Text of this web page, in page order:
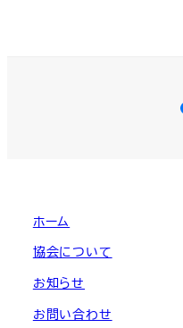
ホーム
協会について
お知らせ
お問い合わせ